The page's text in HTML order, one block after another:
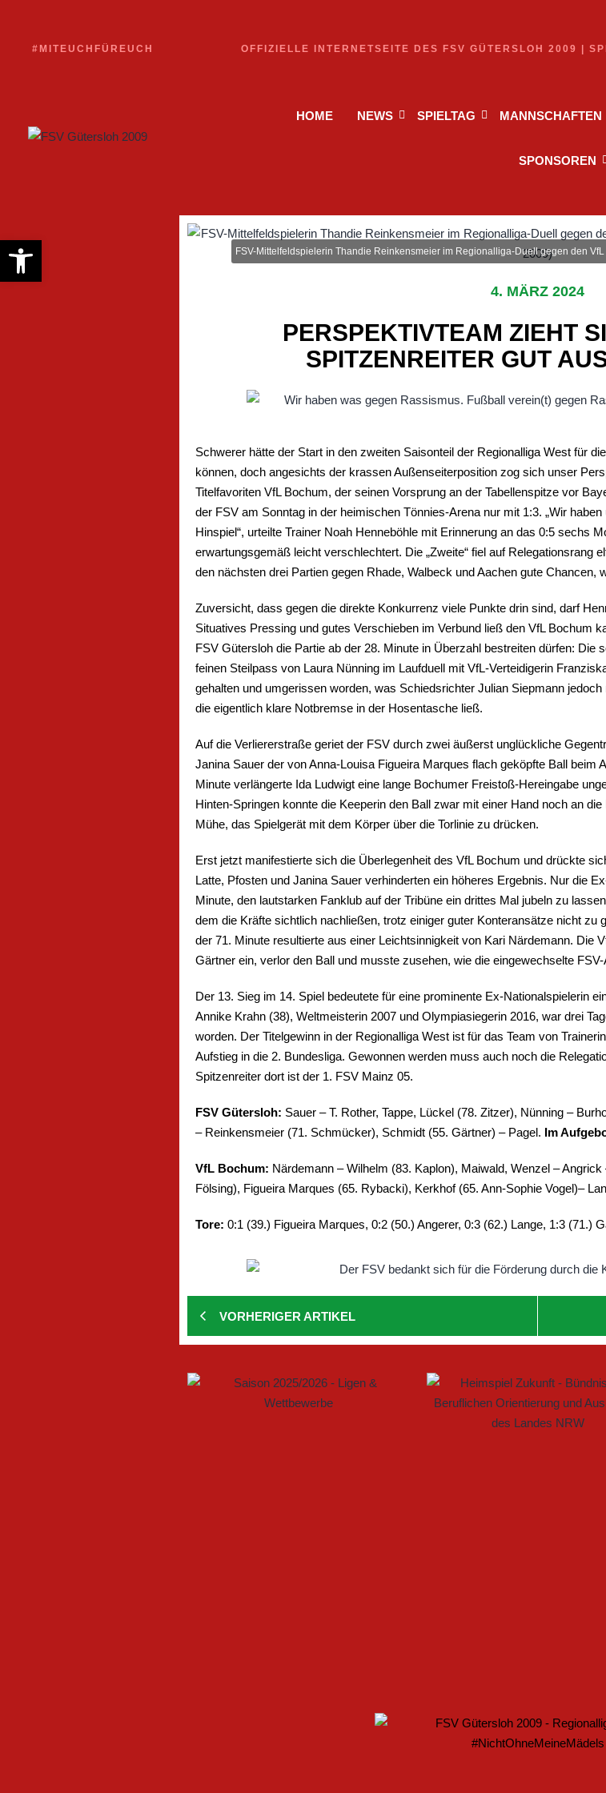
#MITEUCHFÜREUCH OFFIZIELLE INTERNETSEITE DES FSV GÜTERSLOH 2009 |
HOME NEWS SPIELTAG MANNSCHAFTEN
SPONSOREN
FSV-Mittelfeldspielerin Thandie Reinkensmeier im Regionalliga-Duell gegen den
4. MÄRZ 2024
PERSPEKTIVTEAM ZIEHT
SPITZENREITER GUT
Schwerer hätte der Start in den zweiten Saisonteil der Regionalliga West für
können, doch angesichts der krassen Außenseiterposition zog sich unser
Titelfavoriten VfL Bochum, der seinen Vorsprung an der Tabellenspitze vor
der FSV am Sonntag in der heimischen Tönnies-Arena nur mit 1:3. „Wir
Hinspiel“, urteilte Trainer Noah Henneböhle mit Erinnerung an das 0:5 sechs
erwartungsgemäß leicht verschlechtert. Die „Zweite“ fiel auf Relegationsrang
den nächsten drei Partien gegen Rhade, Walbeck und Aachen gute Chancen,
Zuversicht, dass gegen die direkte Konkurrenz viele Punkte drin sind, darf
Situatives Pressing und gutes Verschieben im Verbund ließ den VfL Bochum
FSV Gütersloh die Partie ab der 28. Minute in Überzahl bestreiten dürfen: Die
feinen Steilpass von Laura Nünning im Laufduell mit VfL-Verteidigerin
gehalten und umgerissen worden, was Schiedsrichter Julian Siepmann
die eigentlich klare Notbremse in der Hosentasche ließ.
Auf die Verliererstraße geriet der FSV durch zwei äußerst unglückliche
Janina Sauer der von Anna-Louisa Figueira Marques flach geköpfte Ball beim
Minute verlängerte Ida Ludwigt eine lange Bochumer Freistoß-Hereingabe
Hinten-Springen konnte die Keeperin den Ball zwar mit einer Hand noch an
Mühe, das Spielgerät mit dem Körper über die Torlinie zu drücken.
Erst jetzt manifestierte sich die Überlegenheit des VfL Bochum und drückte
Latte, Pfosten und Janina Sauer verhinderten ein höheres Ergebnis. Nur die
Minute, den lautstarken Fanklub auf der Tribüne ein drittes Mal jubeln zu
dem die Kräfte sichtlich nachließen, trotz einiger guter Konteransätze nicht zu
der 71. Minute resultierte aus einer Leichtsinnigkeit von Kari Närdemann. Die
Gärtner ein, verlor den Ball und musste zusehen, wie die eingewechselte
Der 13. Sieg im 14. Spiel bedeutete für eine prominente Ex-Nationalspielerin
Annike Krahn (38), Weltmeisterin 2007 und Olympiasiegerin 2016, war drei
worden. Der Titelgewinn in der Regionalliga West ist für das Team von
Aufstieg in die 2. Bundesliga. Gewonnen werden muss auch noch die
Spitzenreiter dort ist der 1. FSV Mainz 05.
FSV Gütersloh: Sauer – T. Rother, Tappe, Lückel (78. Zitzer), Nünning –
– Reinkensmeier (71. Schmücker), Schmidt (55. Gärtner) – Pagel. Im
VfL Bochum: Närdemann – Wilhelm (83. Kaplon), Maiwald, Wenzel –
Fölsing), Figueira Marques (65. Rybacki), Kerkhof (65. Ann-Sophie Vogel)–
Tore: 0:1 (39.) Figueira Marques, 0:2 (50.) Angerer, 0:3 (62.) Lange, 1:3 (71.)
VORHERIGER ARTIKEL
Werkzeugleiste öffnen